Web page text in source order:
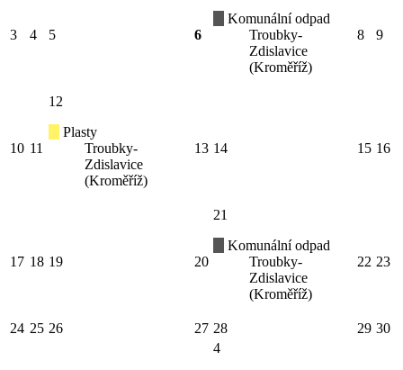
3 4 5 6
Komunální odpad
Troubky-
Zdislavice
(Kroměříž)
8 9
10 11
12
Plasty
Troubky-
Zdislavice
(Kroměříž)
13 14 15 16
17 18 19 20
21
Komunální odpad
Troubky-
Zdislavice
(Kroměříž)
22 23
24 25 26 27 28 29 30
4